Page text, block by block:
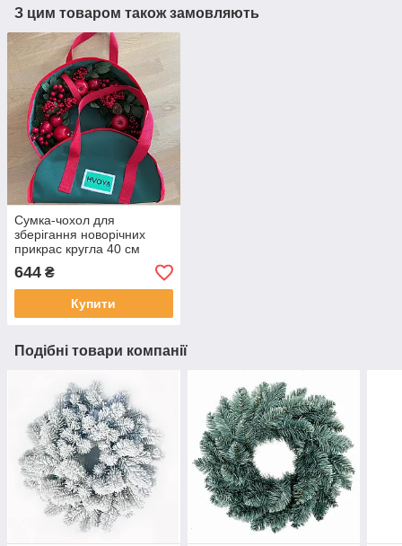
З цим товаром також замовляють
Сумка-чохол для
зберігання новорічних
прикрас кругла 40 см
зелена
644 ₴
Купити
Подібні товари компанії